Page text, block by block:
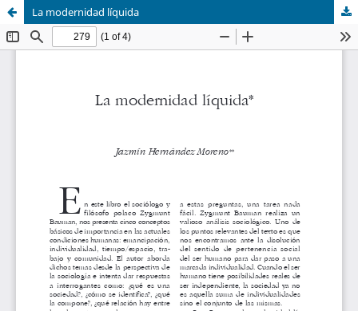
La modernidad líquida